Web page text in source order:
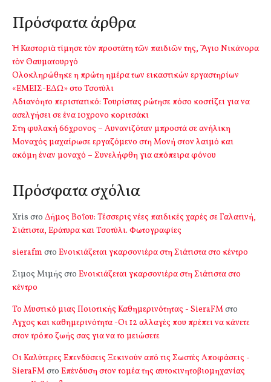
Πρόσφατα άρθρα
Ἡ Καστοριὰ τίμησε τὸν προστάτη τῶν παιδιῶν της, Ἅγιο Νικάνορα
τὸν Θαυματουργό
Ολοκληρώθηκε η πρώτη ημέρα των εικαστικών εργαστηρίων
«ΕΜΕΙΣ-ΕΔΩ» στο Τσοτύλι
Αδιανόητο περιστατικό: Τουρίστας ρώτησε πόσο κοστίζει για να
ασελγήσει σε ένα 10χρονο κοριτσάκι
Στη φυλακή 66χρονος – Αυνανιζόταν μπροστά σε ανήλικη
Μοναχός μαχαίρωσε εργαζόμενο στη Μονή στον λαιμό και
ακόμη έναν μοναχό – Συνελήφθη για απόπειρα φόνου
Πρόσφατα σχόλια
Xris στο Δήμος Βοΐου: Τέσσερις νέες παιδικές χαρές σε Γαλατινή,
Σιάτιστα, Εράτυρα και Τσοτύλι. Φωτογραφίες
sierafm στο Ενοικιάζεται γκαρσονιέρα στη Σιάτιστα στο κέντρο
Σιμος Μιμής στο Ενοικιάζεται γκαρσονιέρα στη Σιάτιστα στο
κέντρο
Το Μυστικό μιας Ποιοτικής Καθημερινότητας - SieraFMστο
Αγχος και καθημερινότητα -Οι 12 αλλαγές που πρέπει να κάνετε
στον τρόπο ζωής σας για να το μειώσετε
Οι Καλύτερες Επενδύσεις Ξεκινούν από τις Σωστές Αποφάσεις -
SieraFMστο Επένδυση στον τομέα της αυτοκινητοβιομηχανίας